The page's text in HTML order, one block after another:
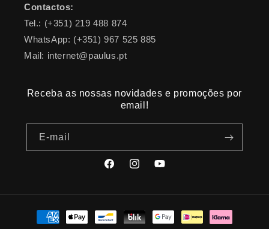
Contactos:
Tel.: (+351) 219 488 874
WhatsApp: (+351) 967 525 885
Mail: internet@paulus.pt
Receba as nossas novidades e promoções por
email!
E-mail
FacebookInstagramYouTube
Métodos